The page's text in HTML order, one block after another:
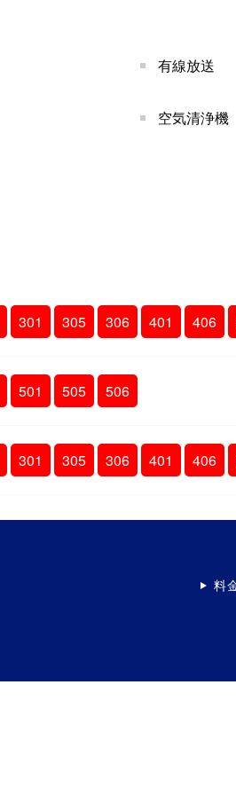
有線放送
空気清浄機
301 305 306 401 406
501 505 506
301 305 306 401 406
料